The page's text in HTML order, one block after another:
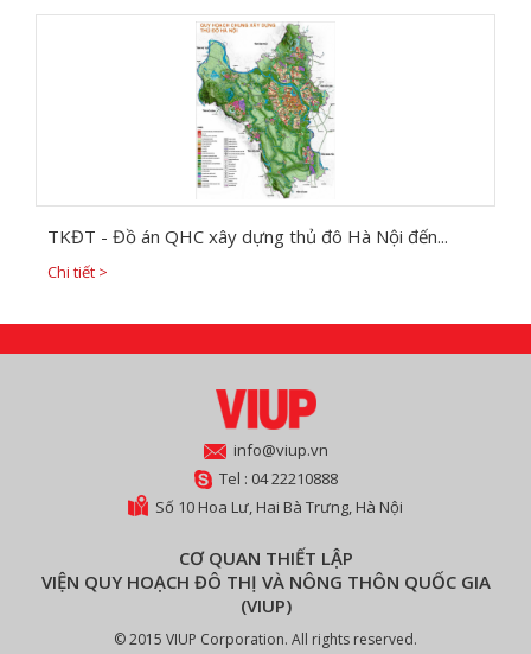
TKĐT - Đồ án QHC xây dựng thủ đô Hà Nội đến...
Chi tiết >
info@viup.vn
Tel : 04 22210888
Số 10 Hoa Lư, Hai Bà Trưng, Hà Nội
CƠ QUAN THIẾT LẬP
VIỆN QUY HOẠCH ĐÔ THỊ VÀ NÔNG THÔN QUỐC GIA
(VIUP)
© 2015 VIUP Corporation. All rights reserved.